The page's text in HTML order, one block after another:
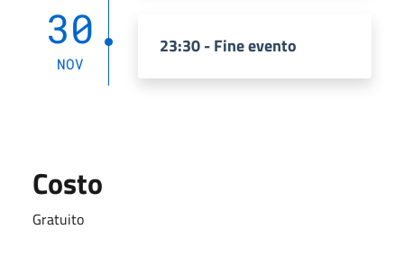
30
NOV
23:30 - Fine evento
Costo
Gratuito